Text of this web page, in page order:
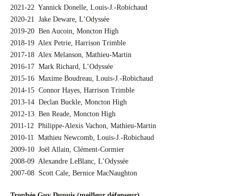
2021-22 Yannick Donelle, Louis-J.-Robichaud
2020-21 Jake Deware, L’Odyssée
2019-20 Ben Aucoin, Moncton High
2018-19 Alex Petrie, Harrison Trimble
2017-18 Alex Melanson, Mathieu-Martin
2016-17 Mark Richard, L’Odyssée
2015-16 Maxime Boudreau, Louis-J.-Robichaud
2014-15 Connor Hayes, Harrison Trimble
2013-14 Declan Buckle, Moncton High
2012-13 Ben Reade, Moncton High
2011-12 Philippe-Alexis Vachon, Mathieu-Martin
2010-11 Mathieu Newcomb, Louis-J.-Robichaud
2009-10 Joël Allain, Clément-Cormier
2008-09 Alexandre LeBlanc, L’Odyssée
2007-08 Scott Cale, Bernice MacNaughton